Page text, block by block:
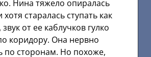
Нина тяжело опиралась
старалась ступать как
от ее каблучков гулко
коридору. Она нервно
по сторонам. Но похоже,